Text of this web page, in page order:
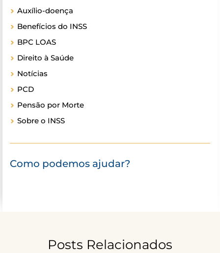
Auxílio-doença
Benefícios do INSS
BPC LOAS
Direito à Saúde
Notícias
PCD
Pensão por Morte
Sobre o INSS
Como podemos ajudar?
Posts Relacionados